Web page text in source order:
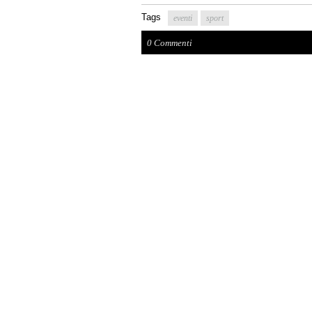
Tags eventi sport
0 Commenti